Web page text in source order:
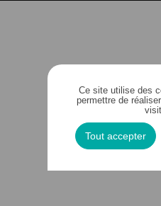
Ce site utilise des
permettre de
Tout accepter